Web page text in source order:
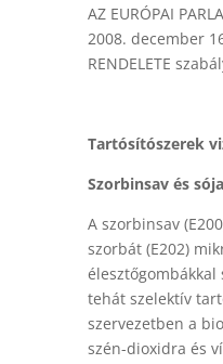
AZ EURÓPAI
2008. december
RENDELETE
Tartósítószerek
Szorbinsav és sója
A szorbinsav
szorbát (E202)
tehát szelektív
szervezetben a
szén-dioxidra és